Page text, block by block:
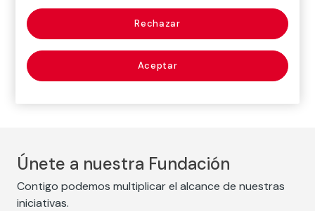
Hechos que, producidos por la voluntad de una
persona de manera consciente y libre, generan
efectos jurídicos.
Únete a nuestra Fundación
Contigo podemos multiplicar el alcance de nuestras
iniciativas.
Rechazar
Aceptar